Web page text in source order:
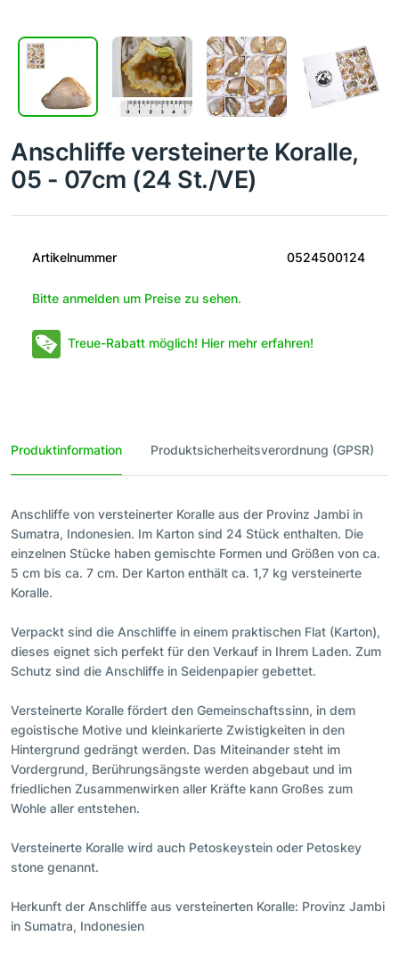
Anschliffe versteinerte Koralle,
05 - 07cm (24 St./VE)
Artikelnummer 0524500124
Bitte anmelden um Preise zu sehen.
Treue-Rabatt möglich! Hier mehr erfahren!
Produktinformation Produktsicherheitsverordnung (GPSR)
Anschliffe von versteinerter Koralle aus der Provinz Jambi in
Sumatra, Indonesien. Im Karton sind 24 Stück enthalten. Die
einzelnen Stücke haben gemischte Formen und Größen von ca.
5 cm bis ca. 7 cm. Der Karton enthält ca. 1,7 kg versteinerte
Koralle.
Verpackt sind die Anschliffe in einem praktischen Flat (Karton),
dieses eignet sich perfekt für den Verkauf in Ihrem Laden. Zum
Schutz sind die Anschliffe in Seidenpapier gebettet.
Versteinerte Koralle fördert den Gemeinschaftssinn, in dem
egoistische Motive und kleinkarierte Zwistigkeiten in den
Hintergrund gedrängt werden. Das Miteinander steht im
Vordergrund, Berührungsängste werden abgebaut und im
friedlichen Zusammenwirken aller Kräfte kann Großes zum
Wohle aller entstehen.
Versteinerte Koralle wird auch Petoskeystein oder Petoskey
stone genannt.
Herkunft der Anschliffe aus versteinerten Koralle: Provinz Jambi
in Sumatra, Indonesien